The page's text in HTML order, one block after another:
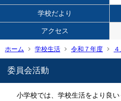
学校だより
アクセス
ホーム 学校生活 令和７年度
委員会活動
小学校では、学校生活をより良